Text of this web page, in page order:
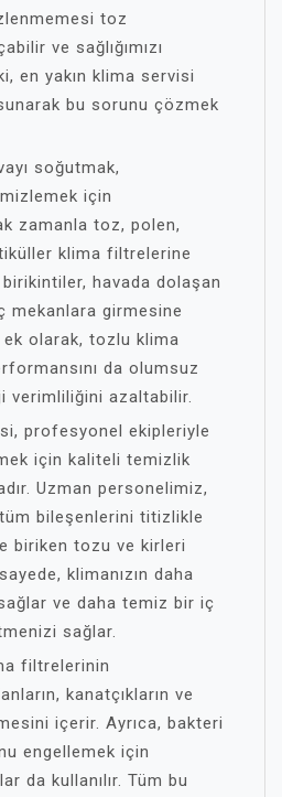
toz
ve sağlığımızı
en yakın klima servisi
bu sorunu çözmek
soğutmak,
için
zamanla toz, polen,
klima filtrelerine
birikintiler, havada dolaşan
mekanlara girmesine
olarak, tozlu klima
da olumsuz
verimliliğini azaltabilir.
profesyonel ekipleriyle
için kaliteli temizlik
Uzman personelimiz,
bileşenlerini titizlikle
biriken tozu ve kirleri
klimanızın daha
ve daha temiz bir iç
sağlar.
filtrelerinin
kanatçıkların ve
içerir. Ayrıca, bakteri
engellemek için
da kullanılır. Tüm bu